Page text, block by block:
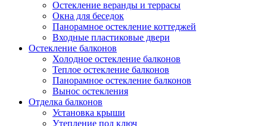
Остекление веранды и террасы
Окна для беседок
Панорамное остекление коттеджей
Входные пластиковые двери
Остекление балконов
Холодное остекление балконов
Теплое остекление балконов
Панорамное остекление балконов
Вынос остекления
Отделка балконов
Установка крыши
Утепление под ключ